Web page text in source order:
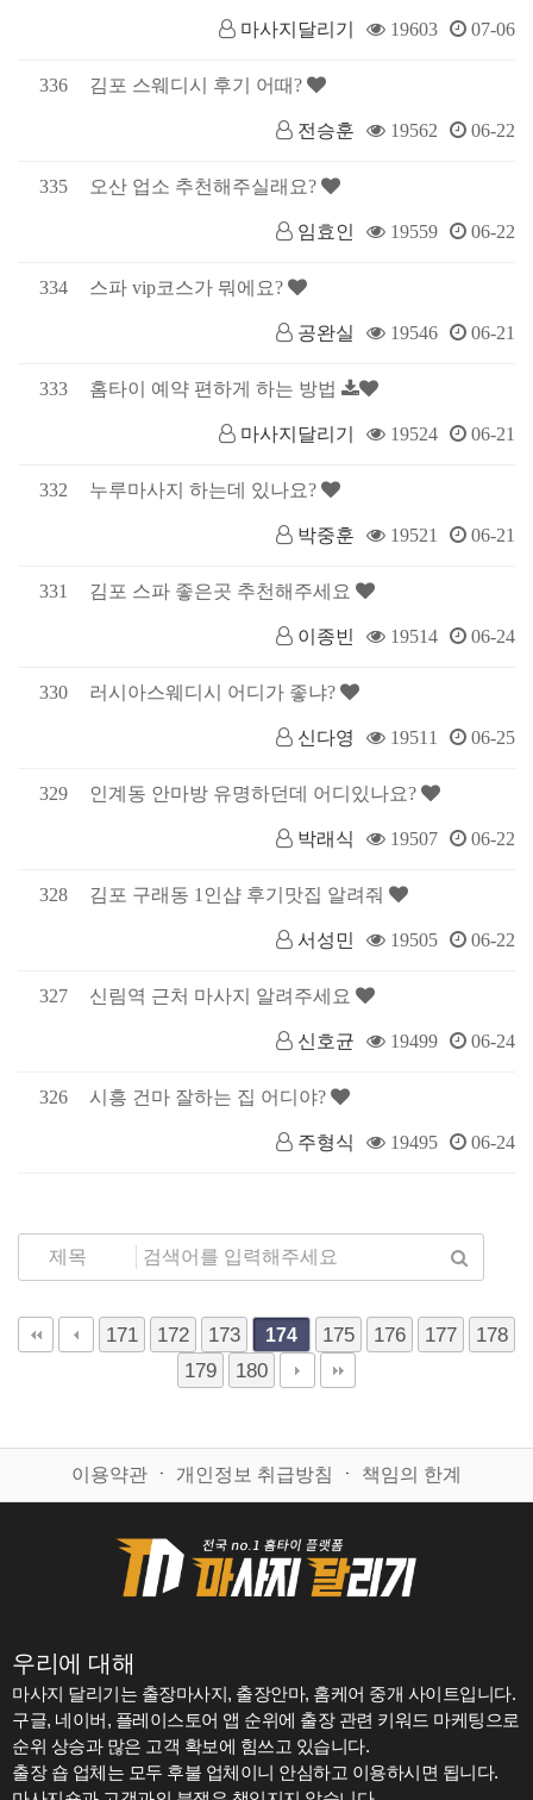
마사지달리기 19603 07-06
336 김포 스웨디시 후기 어때?
전승훈 19562 06-22
335 오산 업소 추천해주실래요?
임효인 19559 06-22
334 스파 vip코스가 뭐에요?
공완실 19546 06-21
333 홈타이 예약 편하게 하는 방법
마사지달리기 19524 06-21
332 누루마사지 하는데 있나요?
박중훈 19521 06-21
331 김포 스파 좋은곳 추천해주세요
이종빈 19514 06-24
330 러시아스웨디시 어디가 좋냐?
신다영 19511 06-25
329 인계동 안마방 유명하던데 어디있나요?
박래식 19507 06-22
328 김포 구래동 1인샵 후기맛집 알려줘
서성민 19505 06-22
327 신림역 근처 마사지 알려주세요
신호균 19499 06-24
326 시흥 건마 잘하는 집 어디야?
주형식 19495 06-24
171 172 173 174 175 176 177
178
179
180
이용약관 ㆍ 개인정보 취급방침 ㆍ 책임의 한계
우리에 대해
마사지 달리기는 출장마사지, 출장안마, 홈케어 중개 사이트입니다.
구글, 네이버, 플레이스토어 앱 순위에 출장 관련 키워드 마케팅으로
순위 상승과 많은 고객 확보에 힘쓰고 있습니다.
출장 숍 업체는 모두 후불 업체이니 안심하고 이용하시면 됩니다.